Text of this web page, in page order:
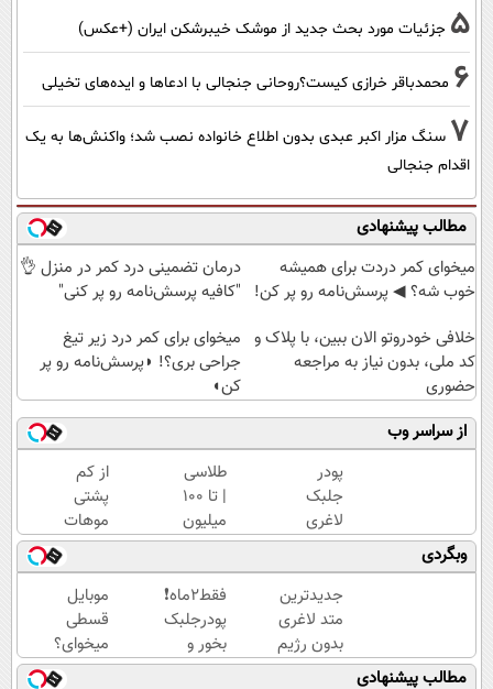
5 جزئیات مورد بحث جدید از موشک خیبرشکن ایران (+عکس)
6 محمدباقر خرازی کیست؟روحانی جنجالی با ادعاها و ایده‌های تخیلی
7 سنگ مزار اکبر عبدی بدون اطلاع خانواده نصب شد؛ واکنش‌ها به یک
اقدام جنجالی
مطالب پیشنهادی
میخوای کمر دردت برای همیشه
خوب شه؟ ◀ پرسش‌نامه رو پر کن!
درمان تضمینی درد کمر در منزل 👌
"کافیه پرسش‌نامه رو پر کنی"
خلافی خودروتو الان ببین، با پلاک و
کد ملی، بدون نیاز به مراجعه
حضوری
میخوای برای کمر درد زیر تیغ
جراحی بری؟! ◗پرسش‌نامه رو پر
کن◖
از سراسر وب
پودر
جلبک
لاغری
رو به
قیمت
قدیم
بخر
طلاسی
| تا 100
میلیون
وام
آنی
خرید
طلا💰
ثبت
نام
از کم
پشتی
موهات
خجالت
میکشی؟
اینجا با
تراکم
بالا بکار
وبگردی
جدیدترین
متد لاغری
بدون رژیم
و ورزش
فقط2ماه❗
پودرجلبک
بخور و
تا8کیلو
موبایل
قسطی
میخوای؟
بخرش
مطالب پیشنهادی